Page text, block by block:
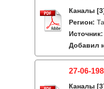
Каналы
Регион:
Источник:
Добавил
27-06-
Каналы